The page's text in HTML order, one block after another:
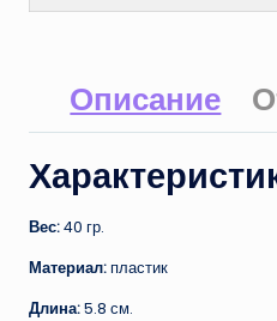
Описание
Вес:40 гр.
Материал:пластик
Длина:5.8 см.